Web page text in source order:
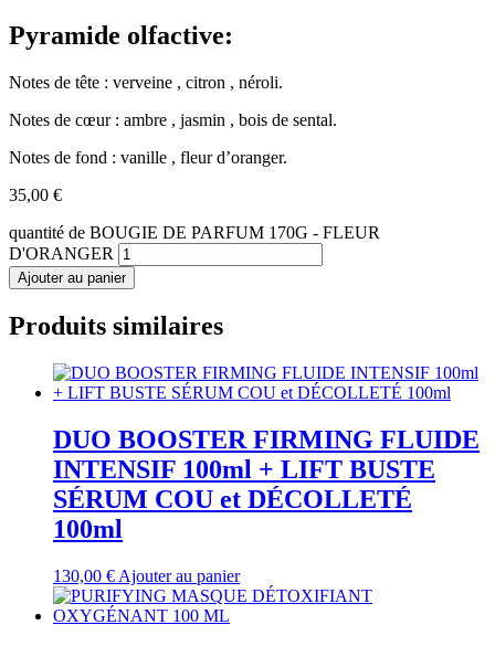
Pyramide olfactive:
Notes de tête : verveine , citron , néroli.
Notes de cœur : ambre , jasmin , bois de sental.
Notes de fond : vanille , fleur d’oranger.
35,00 €
quantité de BOUGIE DE PARFUM 170G - FLEUR
D'ORANGER
Ajouter au panier
Produits similaires
DUO BOOSTER FIRMING FLUIDE
INTENSIF 100ml + LIFT BUSTE
SÉRUM COU et DÉCOLLETÉ
100ml
130,00 € Ajouter au panier